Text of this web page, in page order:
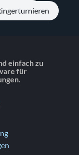
einfach zu
für